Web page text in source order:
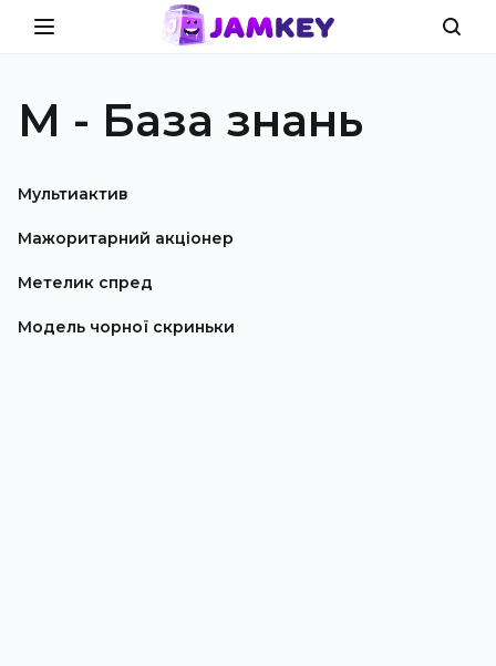
М - База знань
Мультиактив
Мажоритарний акціонер
Метелик спред
Модель чорної скриньки